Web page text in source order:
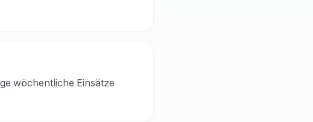
wöchentliche Einsätze